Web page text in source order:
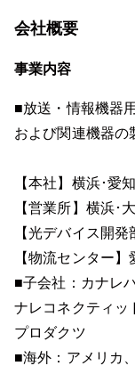
会社概要
事業内容
■放送・情報機器
および関連機器の
【本社】横浜･愛知
【営業所】横浜･
【光デバイス開発
【物流センター】
■子会社：カナレ
ナレコネクティッ
プロダクツ
■海外：アメリカ